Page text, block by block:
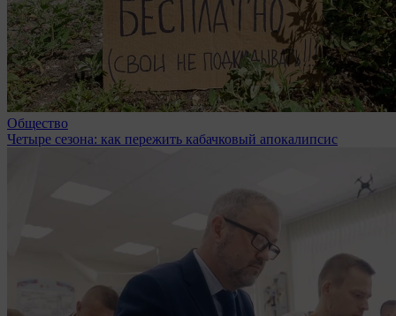
Общество
Четыре сезона: как пережить кабачковый апокалипсис